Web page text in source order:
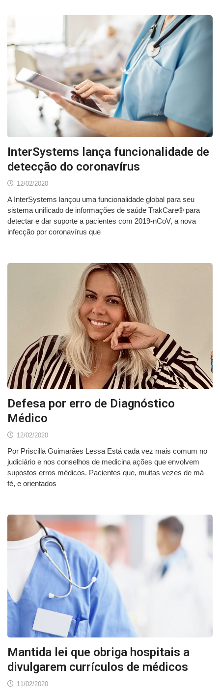
InterSystems lança funcionalidade de
detecção do coronavírus
12/02/2020
A InterSystems lançou uma funcionalidade global para seu
sistema unificado de informações de saúde TrakCare® para
detectar e dar suporte a pacientes com 2019-nCoV, a nova
infecção por coronavírus que
Defesa por erro de Diagnóstico
Médico
12/02/2020
Por Priscilla Guimarães Lessa Está cada vez mais comum no
judiciário e nos conselhos de medicina ações que envolvem
supostos erros médicos. Pacientes que, muitas vezes de má
fé, e orientados
Mantida lei que obriga hospitais a
divulgarem currículos de médicos
11/02/2020